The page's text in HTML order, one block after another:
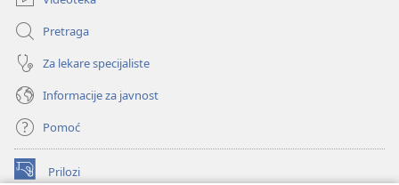
Pretraga
Za lekare specijaliste
Informacije za javnost
Pomoć
Prilozi
(otvara